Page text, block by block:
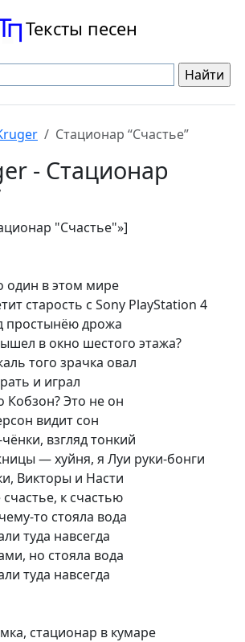
Тексты песен
Стационар “Счастье”
- Стационар
"Счастье"»]
один в этом мире
старость с Sony PlayStation 4
простынёю дрожа
в окно шестого этажа?
того зрачка овал
и играл
Кобзон? Это не он
видит сон
взгляд тонкий
— хуйня, я Луи руки-бонги
Викторы и Насти
к счастью
то стояла вода
туда навсегда
но стояла вода
туда навсегда
стационар в кумаре